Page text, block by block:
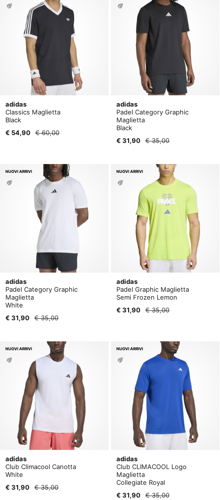
adidas
Classics Maglietta
Black
€ 54,90
€ 60,00
adidas
Padel Category Graphic
Maglietta
Black
€ 31,90
€ 35,00
NUOVI ARRIVI
adidas
Padel Category Graphic
Maglietta
White
€ 31,90
€ 35,00
NUOVI ARRIVI
adidas
Padel Graphic Maglietta
Semi Frozen Lemon
€ 31,90
€ 35,00
NUOVI ARRIVI
adidas
Club Climacool Canotta
White
€ 31,90
€ 35,00
NUOVI ARRIVI
adidas
Club CLIMACOOL Logo
Maglietta
Collegiate Royal
€ 31,90
€ 35,00